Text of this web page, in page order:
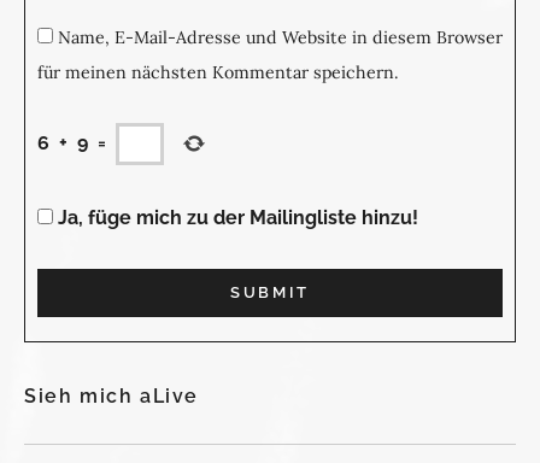
Name, E-Mail-Adresse und Website in diesem Browser
für meinen nächsten Kommentar speichern.
6 + 9 =
Ja, füge mich zu der Mailingliste hinzu!
Sieh mich aLive